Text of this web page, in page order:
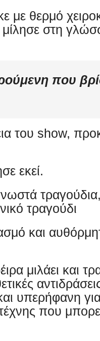
με θερμό
στη
που
του show,
εκεί.
τραγούδι
και
μιλάει και
υπερήφανη
που